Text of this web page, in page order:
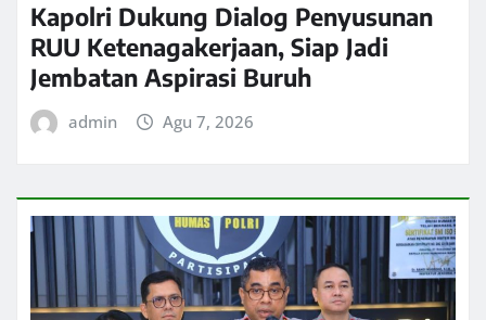
Kapolri Dukung Dialog Penyusunan
RUU Ketenagakerjaan, Siap Jadi
Jembatan Aspirasi Buruh
admin Agu 7, 2026